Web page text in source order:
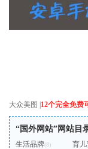
大众美图 12个完全免费
“国外网站”网站目
生活品牌(8) 育